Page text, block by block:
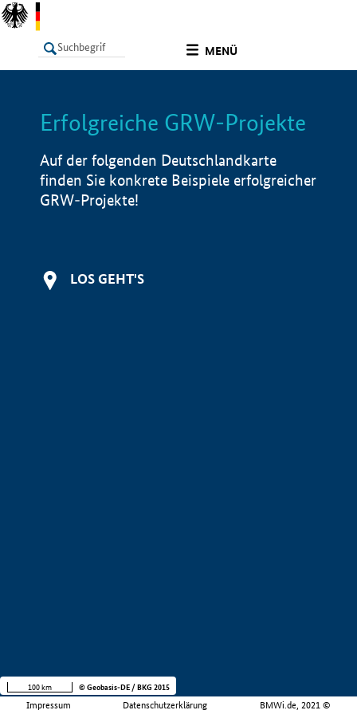
MENÜ
LISTE Info
Erfolgreiche GRW-Projekte
Auf der folgenden Deutschlandkarte
finden Sie konkrete Beispiele erfolgreicher
GRW-Projekte!
LOS GEHT'S
Impressum Datenschutzerklärung BMWi.de, 2021 ©
100 km © Geobasis-DE / BKG 2015